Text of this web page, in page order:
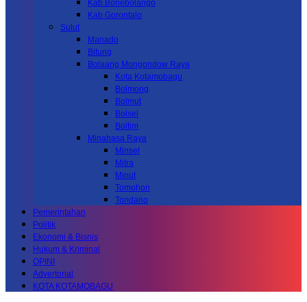
Kab.Bonebolango
Kab.Gorontalo
Sulut
Manado
Bitung
Bolaang Mongondow Raya
Kota Kotamobagu
Bolmong
Bolmut
Bolsel
Boltim
Minahasa Raya
Minsel
Mitra
Minut
Tomohon
Tondano
Pemerintahan
Politik
Ekonomi & Bisnis
Hukum & Kriminal
OPINI
Advertorial
KOTA KOTAMOBAGU